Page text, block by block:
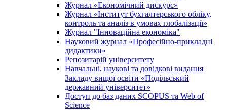
Журнал «Економічний дискурс»
Журнал «Інститут бухгалтерського обліку,
контроль та аналіз в умовах глобалізації»
Журнал "Інноваційна економіка"
Науковий журнал «Професійно-прикладні
дидактики»
Репозитарій університету
Навчальні, наукові та довідкові видання
Закладу вищої освіти «Подільський
державний університет»
Доступ до баз даних SCOPUS та Web of
Science